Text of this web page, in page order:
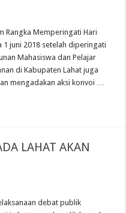
Rangka Memperingati Hari
1 juni 2018 setelah diperingati
Mahasiswa dan Pelajar
di Kabupaten Lahat juga
mengadakan aksi konvoi …
LAHAT AKAN
debat publik